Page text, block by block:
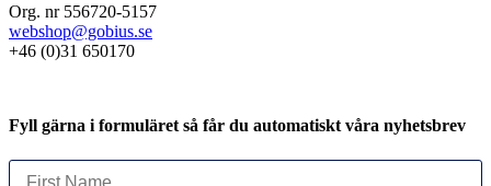
Org. nr 556720-5157
webshop@gobius.se
+46 (0)31 650170
Fyll gärna i formuläret så får du automatiskt våra nyhetsbrev